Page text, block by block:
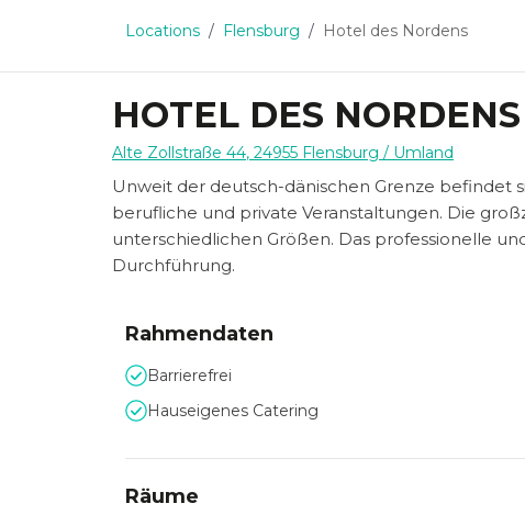
Locations Flensburg Hotel des Nordens
HOTEL DES NORDENS
Alte Zollstraße 44, 24955 Flensburg / Umland
Unweit der deutsch-dänischen Grenze befindet
berufliche und private Veranstaltungen. Die
unterschiedlichen Größen. Das professionelle
Durchführung.
Rahmendaten
Barrierefrei
Hauseigenes Catering
Räume